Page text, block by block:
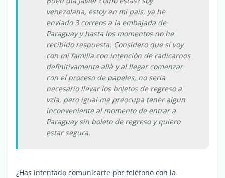
venezolana, estoy en mi pais, ya he
enviado 3 correos a la embajada de
Paraguay y hasta los momentos no he
recibido respuesta. Considero que si voy
con mi familia con intenciòn de radicarnos
definitivamente allà y al llegar comenzar
con el proceso de papeles, no seria
necesario llevar los boletos de regreso a
vzla, pero igual me preocupa tener algun
inconveniente al momento de entrar a
Paraguay sin boleto de regreso y quiero
estar segura.
¿Has intentado comunicarte por teléfono con la